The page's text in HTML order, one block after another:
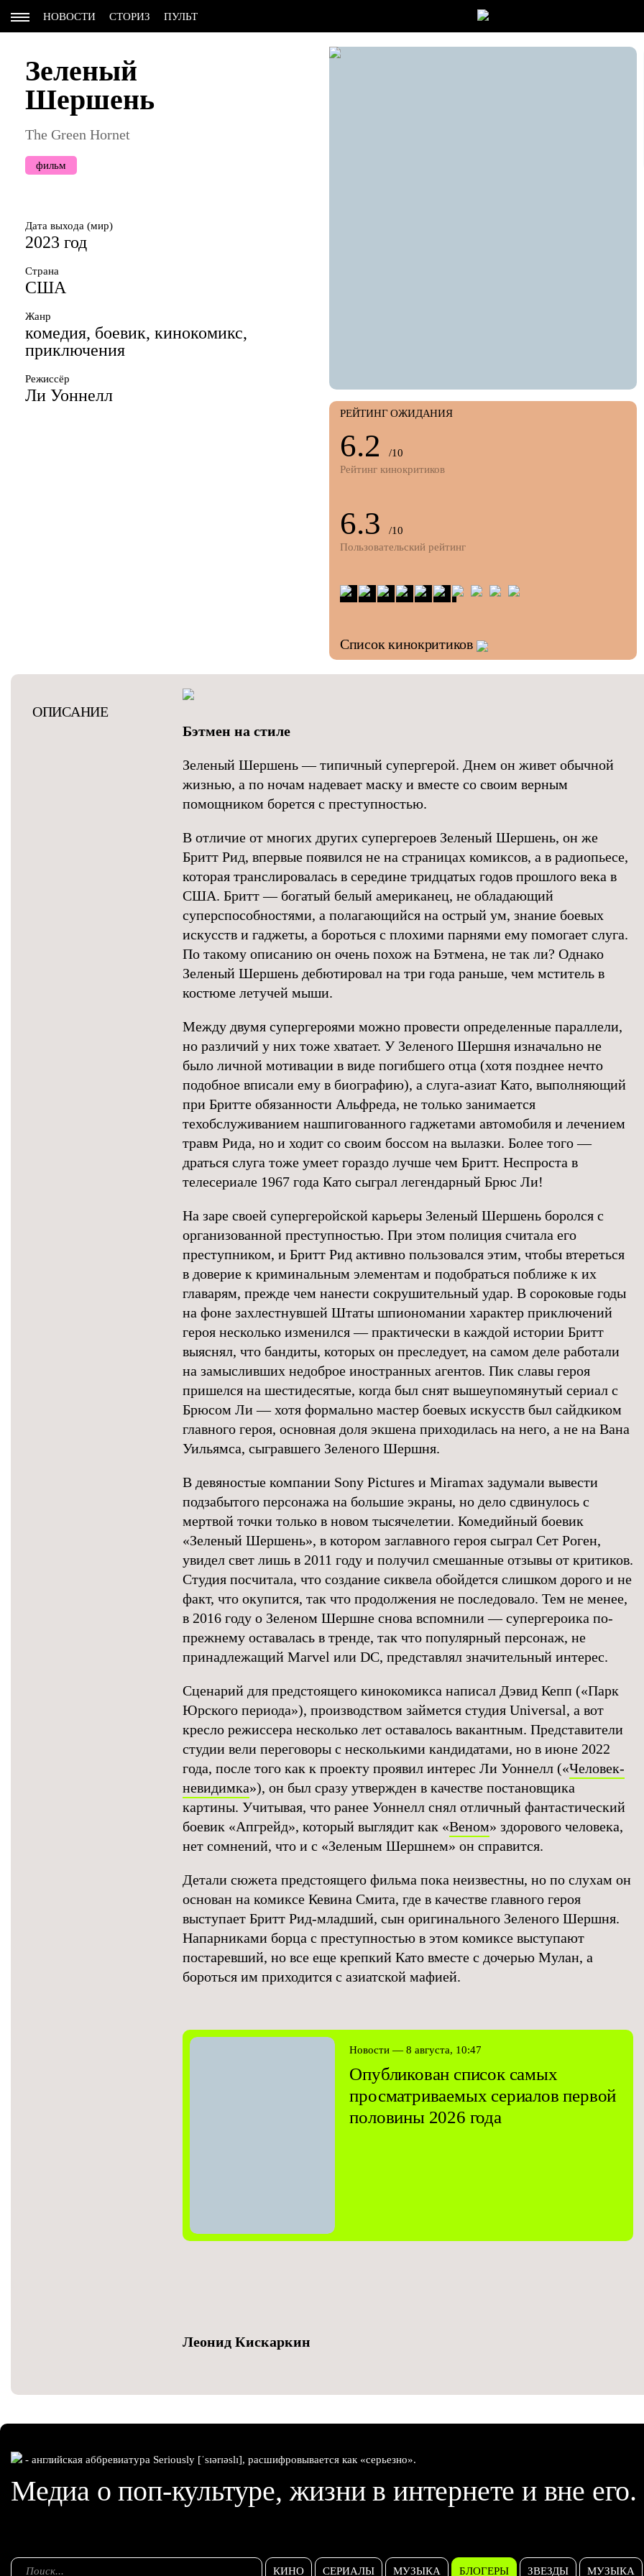
НОВОСТИ СТОРИЗ ПУЛЬТ
Зеленый
Шершень
The Green Hornet
фильм
Дата выхода (мир)
2023 год
Страна
США
Жанр
комедия, боевик, кинокомикс,
приключения
Режиссёр
Ли Уоннелл
РЕЙТИНГ ОЖИДАНИЯ
6.2
/10
Рейтинг кинокритиков
6.3
/10
Пользовательский рейтинг
Список кинокритиков
ОПИСАНИЕ
Бэтмен на стиле
Зеленый Шершень — типичный супергерой. Днем он живет обычной
жизнью, а по ночам надевает маску и вместе со своим верным
помощником борется с преступностью.
В отличие от многих других супергероев Зеленый Шершень, он же
Бритт Рид, впервые появился не на страницах комиксов, а в радиопьесе,
которая транслировалась в середине тридцатых годов прошлого века в
США. Бритт — богатый белый американец, не обладающий
суперспособностями, а полагающийся на острый ум, знание боевых
искусств и гаджеты, а бороться с плохими парнями ему помогает слуга.
По такому описанию он очень похож на Бэтмена, не так ли? Однако
Зеленый Шершень дебютировал на три года раньше, чем мститель в
костюме летучей мыши.
Между двумя супергероями можно провести определенные параллели,
но различий у них тоже хватает. У Зеленого Шершня изначально не
было личной мотивации в виде погибшего отца (хотя позднее нечто
подобное вписали ему в биографию), а слуга-азиат Като, выполняющий
при Бритте обязанности Альфреда, не только занимается
техобслуживанием нашпигованного гаджетами автомобиля и лечением
травм Рида, но и ходит со своим боссом на вылазки. Более того —
драться слуга тоже умеет гораздо лучше чем Бритт. Неспроста в
телесериале 1967 года Като сыграл легендарный Брюс Ли!
На заре своей супергеройской карьеры Зеленый Шершень боролся с
организованной преступностью. При этом полиция считала его
преступником, и Бритт Рид активно пользовался этим, чтобы втереться
в доверие к криминальным элементам и подобраться поближе к их
главарям, прежде чем нанести сокрушительный удар. В сороковые годы
на фоне захлестнувшей Штаты шпиономании характер приключений
героя несколько изменился — практически в каждой истории Бритт
выяснял, что бандиты, которых он преследует, на самом деле работали
на замысливших недоброе иностранных агентов. Пик славы героя
пришелся на шестидесятые, когда был снят вышеупомянутый сериал с
Брюсом Ли — хотя формально мастер боевых искусств был сайдкиком
главного героя, основная доля экшена приходилась на него, а не на Вана
Уильямса, сыгравшего Зеленого Шершня.
В девяностые компании Sony Pictures и Miramax задумали вывести
подзабытого персонажа на большие экраны, но дело сдвинулось с
мертвой точки только в новом тысячелетии. Комедийный боевик
«Зеленый Шершень», в котором заглавного героя сыграл Сет Роген,
увидел свет лишь в 2011 году и получил смешанные отзывы от критиков.
Студия посчитала, что создание сиквела обойдется слишком дорого и не
факт, что окупится, так что продолжения не последовало. Тем не менее,
в 2016 году о Зеленом Шершне снова вспомнили — супергероика по-
прежнему оставалась в тренде, так что популярный персонаж, не
принадлежащий Marvel или DC, представлял значительный интерес.
Сценарий для предстоящего кинокомикса написал Дэвид Кепп («Парк
Юрского периода»), производством займется студия Universal, а вот
кресло режиссера несколько лет оставалось вакантным. Представители
студии вели переговоры с несколькими кандидатами, но в июне 2022
года, после того как к проекту проявил интерес Ли Уоннелл («Человек-
невидимка»), он был сразу утвержден в качестве постановщика
картины. Учитывая, что ранее Уоннелл снял отличный фантастический
боевик «Апгрейд», который выглядит как «Веном» здорового человека,
нет сомнений, что и с «Зеленым Шершнем» он справится.
Детали сюжета предстоящего фильма пока неизвестны, но по слухам он
основан на комиксе Кевина Смита, где в качестве главного героя
выступает Бритт Рид-младший, сын оригинального Зеленого Шершня.
Напарниками борца с преступностью в этом комиксе выступают
постаревший, но все еще крепкий Като вместе с дочерью Мулан, а
бороться им приходится с азиатской мафией.
Новости — 8 августа, 10:47
Опубликован список самых
просматриваемых сериалов первой
половины 2026 года
Леонид Кискаркин
- английская аббревиатура Seriously [ˈsɪərɪəslɪ], расшифровывается как «серьезно».
Медиа о поп-культуре, жизни в интернете и вне его.
КИНО СЕРИАЛЫ МУЗЫКА БЛОГЕРЫ ЗВЕЗДЫ МУЗЫКА